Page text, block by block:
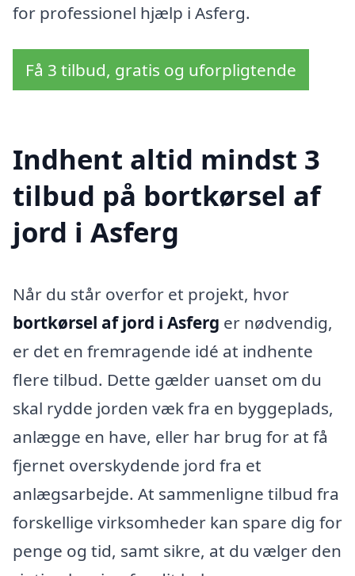
for professionel hjælp i Asferg.
Få 3 tilbud, gratis og uforpligtende
Indhent altid mindst 3
tilbud på bortkørsel af
jord i Asferg
Når du står overfor et projekt, hvor
bortkørsel af jord i Asferg er nødvendig,
er det en fremragende idé at indhente
flere tilbud. Dette gælder uanset om du
skal rydde jorden væk fra en byggeplads,
anlægge en have, eller har brug for at få
fjernet overskydende jord fra et
anlægsarbejde. At sammenligne tilbud fra
forskellige virksomheder kan spare dig for
penge og tid, samt sikre, at du vælger den